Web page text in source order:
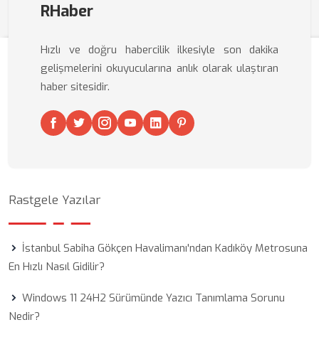
RHaber
Hızlı ve doğru habercilik ilkesiyle son dakika
gelişmelerini okuyucularına anlık olarak ulaştıran
haber sitesidir.
Rastgele Yazılar
İstanbul Sabiha Gökçen Havalimanı'ndan Kadıköy Metrosuna
En Hızlı Nasıl Gidilir?
Windows 11 24H2 Sürümünde Yazıcı Tanımlama Sorunu
Nedir?